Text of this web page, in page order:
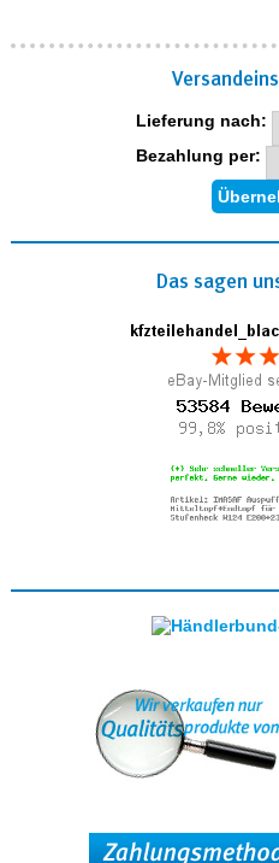
Lieferung nach:
Bezahlung per:
Das sagen